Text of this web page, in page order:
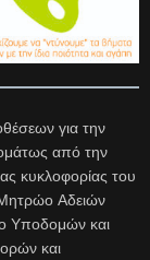
για την
από την
κυκλοφορίας του
Αδειών
Υποδομών και
και